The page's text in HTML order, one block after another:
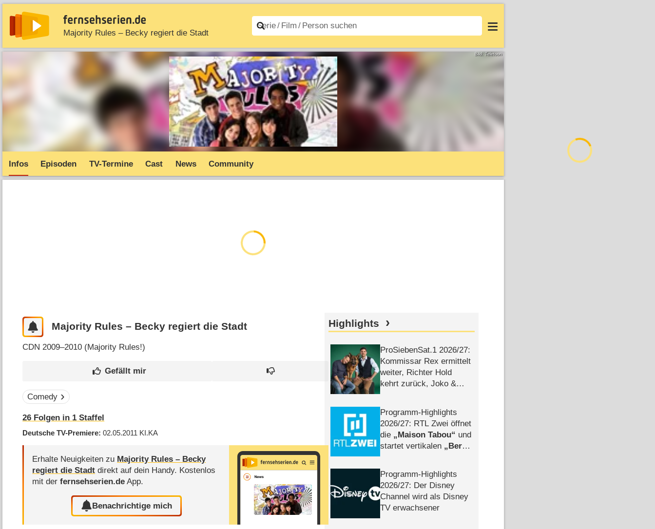
Majority Rules – Becky regiert die Stadt
News Entdecken Streaming TV-Starts Serien A–Z Filme A–Z Login
Bild: Teletoon
Infos Episoden TV-Termine Cast News Community
Majority Rules – Becky regiert die Stadt
CDN 2009–2010 (Majority Rules!)
Comedy
26 Folgen in 1 Staffel
Deutsche TV-Premiere 02.05.2011 KI.KA
Erhalte Neuigkeiten zu Majority Rules – Becky
regiert die Stadt direkt auf dein Handy. Kostenlos
mit derfernsehserien.de App.
Benachrichtige mich
Highlights
ProSiebenSat.1 2026/​27:
Kommissar Rex ermittelt
weiter, Richter Hold
kehrt zurück, Joko &
Programm-Highlights
2026/​27: RTL Zwei öffnet
die
Maison Tabou
und
startet vertikalen
Berlin
Programm-Highlights
2026/​27: Der Disney
Channel wird als Disney
TV erwachsener